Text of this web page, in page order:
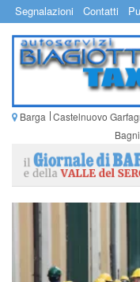
Segnalazioni Contatti
Barga Castelnuovo